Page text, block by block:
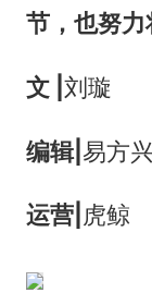
节，也努力
文 | 刘璇
编辑| 易方兴
运营| 虎鲸